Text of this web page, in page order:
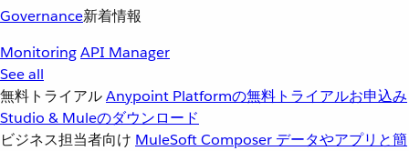
Governance新着情報
MonitoringAPI Manager
See all
無料トライアルAnypoint Platformの無料トライアルお申込み
Studio & Muleのダウンロード
ビジネス担当者向け MuleSoft Composer データやアプリと簡